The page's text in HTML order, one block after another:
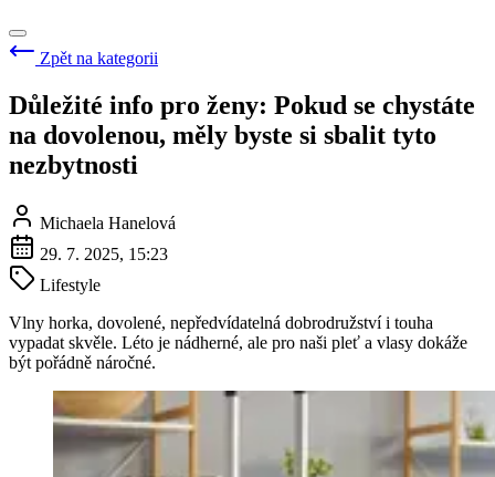
Zpět na kategorii
Důležité info pro ženy: Pokud se chystáte
na dovolenou, měly byste si sbalit tyto
nezbytnosti
Michaela Hanelová
29. 7. 2025, 15:23
Lifestyle
Vlny horka, dovolené, nepředvídatelná dobrodružství i touha
vypadat skvěle. Léto je nádherné, ale pro naši pleť a vlasy dokáže
být pořádně náročné.